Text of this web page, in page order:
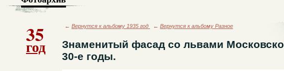
35
год
← Вернутся к альбому 1935 год ← Вернутся к альбому Разное
Знаменитый фасад со львами
30-е годы.